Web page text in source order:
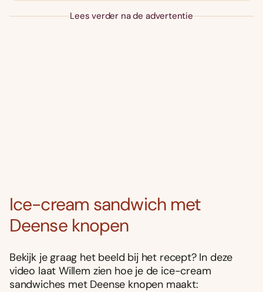
Lees verder na de advertentie
Ice-cream sandwich met
Deense knopen
Bekijk je graag het beeld bij het recept? In deze
video laat Willem zien hoe je de ice-cream
sandwiches met Deense knopen maakt: